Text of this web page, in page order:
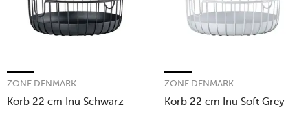
Korb 22 cm Inu Schwarz
ZONE DENMARK
Korb 22 cm Inu Soft Grey
ZONE DENMARK